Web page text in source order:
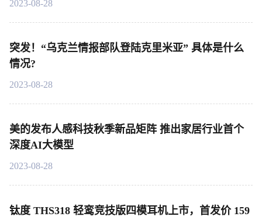
2023-08-28
突发！“乌克兰情报部队登陆克里米亚” 具体是什么
情况?
2023-08-28
美的发布人感科技秋季新品矩阵 推出家居行业首个
深度AI大模型
2023-08-28
钛度 THS318 轻鸾竞技版四模耳机上市，首发价 159